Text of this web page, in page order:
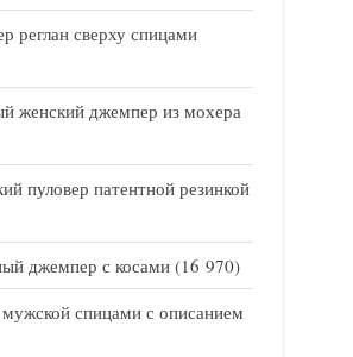
реглан сверху спицами
женский джемпер из мохера
пуловер патентной резинкой
джемпер с косами (16 970)
спицами с описанием